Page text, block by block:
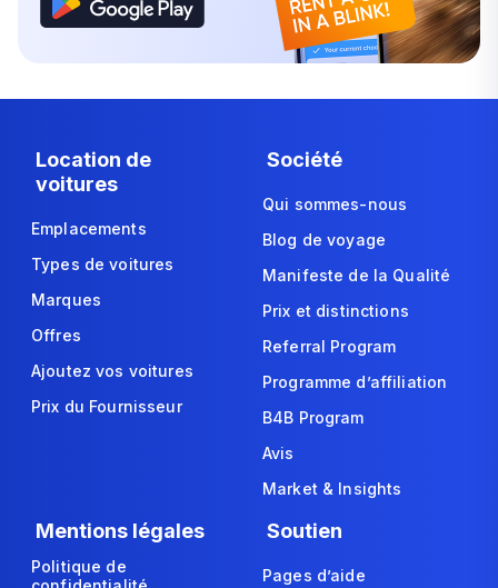
Location de
voitures
Emplacements
Types de voitures
Marques
Offres
Ajoutez vos voitures
Prix du Fournisseur
Société
Qui sommes-nous
Blog de voyage
Manifeste de la Qualité
Prix et distinctions
Referral Program
Programme d’affiliation
B4B Program
Avis
Market & Insights
Mentions légales
Politique de
Soutien
Pages d’aide